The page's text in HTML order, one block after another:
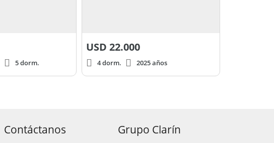
5 dorm.
USD 22.000
4 dorm. 2025 años
Contáctanos Grupo Clarín